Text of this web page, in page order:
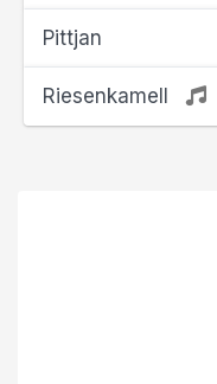
Pittjan
Riesenkamell